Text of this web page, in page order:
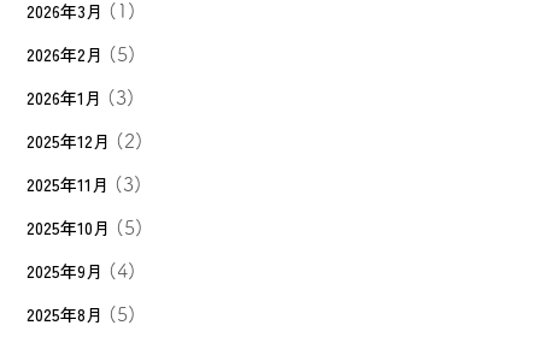
2026年3月 (1)
2026年2月 (5)
2026年1月 (3)
2025年12月 (2)
2025年11月 (3)
2025年10月 (5)
2025年9月 (4)
2025年8月 (5)